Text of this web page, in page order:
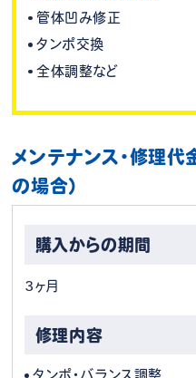
管体凹み修正
タンポ交換
全体調整など
メンテナンス・修理代
の場合）
3ヶ月
タンポ・バランス調整